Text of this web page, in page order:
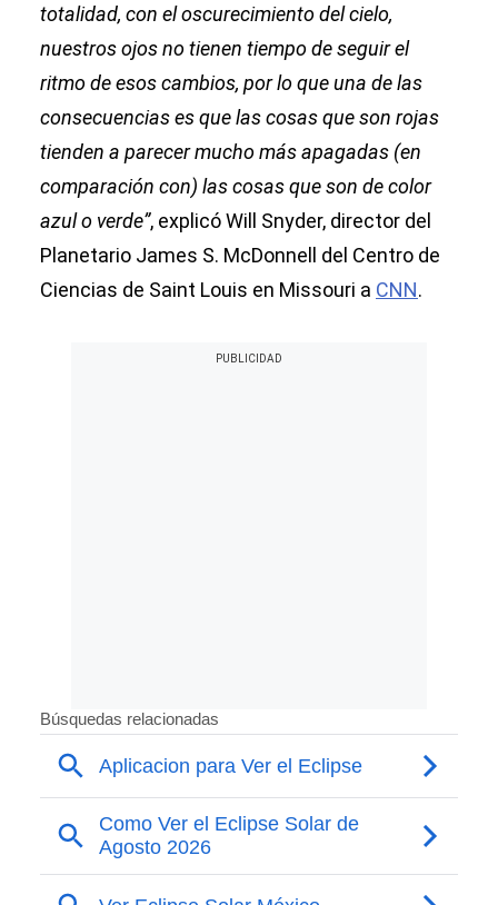
totalidad, con el oscurecimiento del cielo,
nuestros ojos no tienen tiempo de seguir el
ritmo de esos cambios, por lo que una de las
consecuencias es que las cosas que son rojas
tienden a parecer mucho más apagadas (en
comparación con) las cosas que son de color
azul o verde”, explicó Will Snyder, director del
Planetario James S. McDonnell del Centro de
Ciencias de Saint Louis en Missouri a CNN.